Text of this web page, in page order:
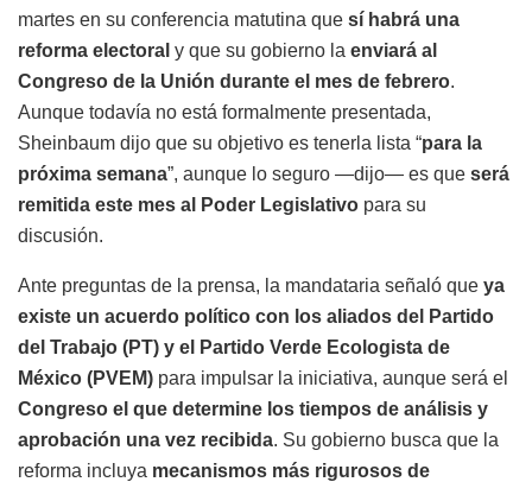
martes en su conferencia matutina que sí habrá una
reforma electoral y que su gobierno la enviará al
Congreso de la Unión durante el mes de febrero.
Aunque todavía no está formalmente presentada,
Sheinbaum dijo que su objetivo es tenerla lista “para la
próxima semana”, aunque lo seguro —dijo— es que será
remitida este mes al Poder Legislativo para su
discusión.
Ante preguntas de la prensa, la mandataria señaló que ya
existe un acuerdo político con los aliados del Partido
del Trabajo (PT) y el Partido Verde Ecologista de
México (PVEM) para impulsar la iniciativa, aunque será el
Congreso el que determine los tiempos de análisis y
aprobación una vez recibida. Su gobierno busca que la
reforma incluya mecanismos más rigurosos de